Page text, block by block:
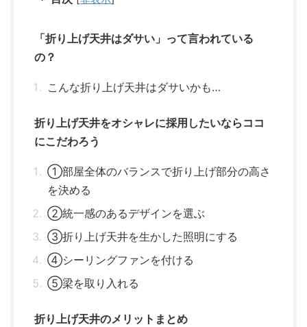
「折り上げ天井はダサい」って言われている
の？
こんな折り上げ天井はダサいかも…
折り上げ天井をオシャレに採用したいならココ
にこだわろう
①部屋全体のバランスで折り上げ部分の高さ
を決める
②統一感のあるデザインを選ぶ
③折り上げ天井を生かした照明にする
④シーリングファンを付ける
⑤梁を取り入れる
折り上げ天井のメリットまとめ